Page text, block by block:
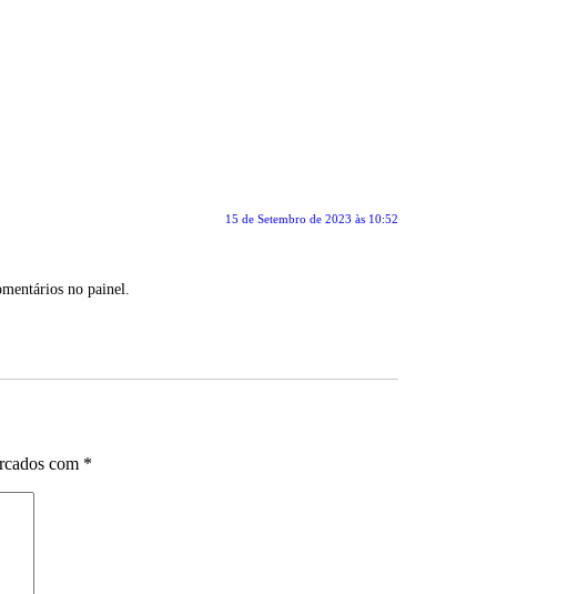
15 de Setembro de 2023 às 10:52
no painel.
com *